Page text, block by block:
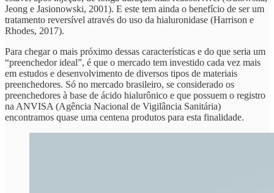
Jeong e Jasionowski, 2001). E este tem ainda o benefício de ser um
tratamento reversível através do uso da hialuronidase (Harrison e
Rhodes, 2017).
Para chegar o mais próximo dessas características e do que seria um
“preenchedor ideal”, é que o mercado tem investido cada vez mais
em estudos e desenvolvimento de diversos tipos de materiais
preenchedores. Só no mercado brasileiro, se considerado os
preenchedores à base de ácido hialurônico e que possuem o registro
na ANVISA (Agência Nacional de Vigilância Sanitária)
encontramos quase uma centena produtos para esta finalidade.